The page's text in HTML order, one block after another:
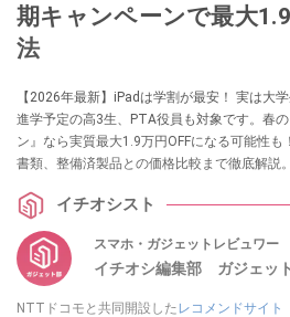
期キャンペーンで最大
法
【2026年最新】iPadは学割が最安！ 実は大
進学予定の高3生、PTA役員も対象です。春
ン』なら実質最大1.9万円OFFになる可能性も
書類、整備済製品との価格比較まで徹底解説
イチオシスト
スマホ・ガジェットレビュワー
イチオシ編集部 ガジェッ
NTTドコモと共同開設した レコメンドサイト